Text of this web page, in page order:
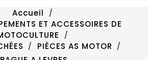
Accueil
ET ACCESSOIRES DE
PIÈCES AS MOTOR